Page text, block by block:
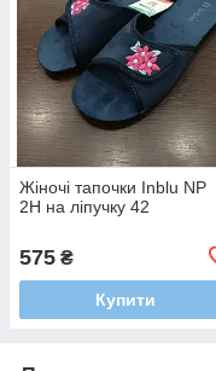
Жіночі тапочки Inblu NP
2H на ліпучку 42
575 ₴
Купити